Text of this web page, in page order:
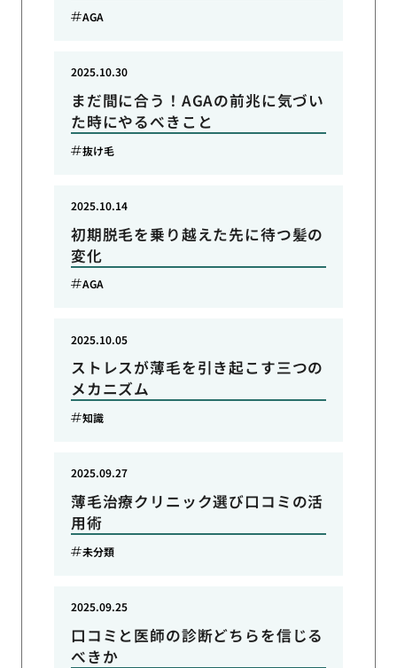
AGA
まだ間に合う！AGAの前兆に気づい
た時にやるべきこと
2025.10.30
抜け毛
初期脱毛を乗り越えた先に待つ髪の
変化
2025.10.14
AGA
ストレスが薄毛を引き起こす三つの
メカニズム
2025.10.05
知識
薄毛治療クリニック選び口コミの活
用術
2025.09.27
未分類
口コミと医師の診断どちらを信じる
べきか
2025.09.25